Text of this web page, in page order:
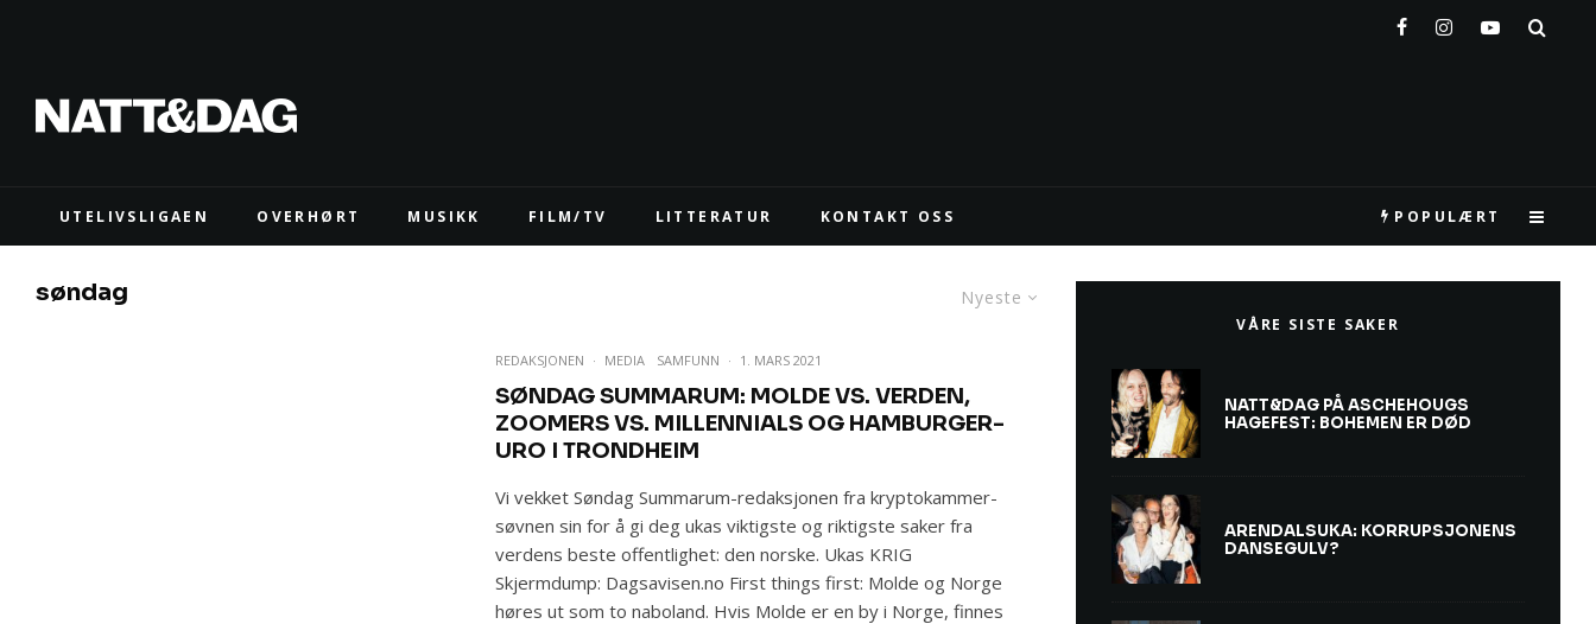
UTELIVSLIGAEN OVERHØRT MUSIKK FILM/TV LITTERATUR KONTAKT OSS POPULÆRT
Nyeste
søndag
REDAKSJONEN · MEDIA SAMFUNN · 1. MARS 2021
SØNDAG SUMMARUM: MOLDE VS. VERDEN,
ZOOMERS VS. MILLENNIALS OG HAMBURGER-
URO I TRONDHEIM
Vi vekket Søndag Summarum-redaksjonen fra kryptokammer-
søvnen sin for å gi deg ukas viktigste og riktigste saker fra
verdens beste offentlighet: den norske. Ukas KRIG
Skjermdump: Dagsavisen.no First things first: Molde og Norge
høres ut som to naboland. Hvis Molde er en by i Norge, finnes
VÅRE SISTE SAKER
NATT&DAG PÅ ASCHEHOUGS
HAGEFEST: BOHEMEN ER DØD
ARENDALSUKA: KORRUPSJONENS
DANSEGULV?